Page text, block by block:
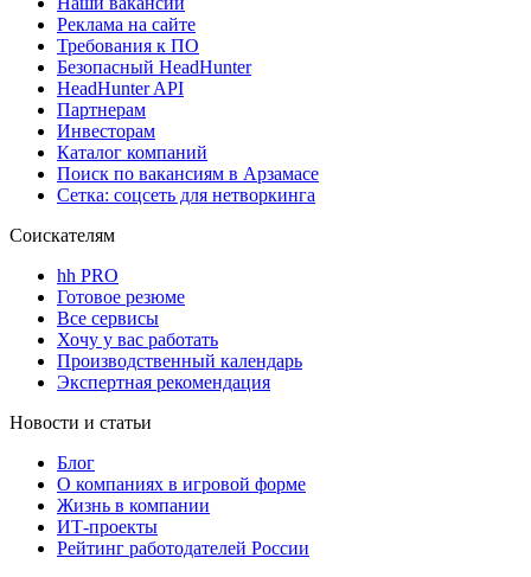
Реклама на сайте
Требования к ПО
Безопасный HeadHunter
HeadHunter API
Партнерам
Инвесторам
Каталог компаний
Поиск по вакансиям в Арзамасе
Сетка: соцсеть для нетворкинга
Соискателям
hh PRO
Готовое резюме
Все сервисы
Хочу у вас работать
Производственный календарь
Экспертная рекомендация
Новости и статьи
Блог
О компаниях в игровой форме
Жизнь в компании
ИТ-проекты
Рейтинг работодателей России